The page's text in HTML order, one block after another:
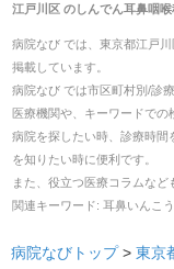
江戸川区 のしんでん耳鼻咽
病院なび では、 東京都江戸川
掲載しています。
病院なび では市区町村別/診
医療機関や、キーワードでの
病院を探したい時、診療時間
を知りたい時に便利です。
また、役立つ医療コラムなど
関連キーワード: 耳鼻いんこ
病院なびトップ > 東京